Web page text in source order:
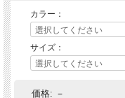
カラー：
サイズ：
価格: －